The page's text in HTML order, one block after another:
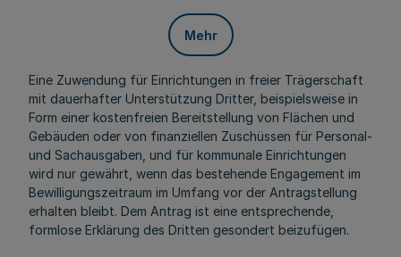
Mehr
Eine Zuwendung für Einrichtungen in freier Trägerschaft
mit dauerhafter Unterstützung Dritter, beispielsweise in
Form einer kostenfreien Bereitstellung von Flächen und
Gebäuden oder von finanziellen Zuschüssen für Personal-
und Sachausgaben, und für kommunale Einrichtungen
wird nur gewährt, wenn das bestehende Engagement im
Bewilligungszeitraum im Umfang vor der Antragstellung
erhalten bleibt. Dem Antrag ist eine entsprechende,
formlose Erklärung des Dritten gesondert beizufügen.